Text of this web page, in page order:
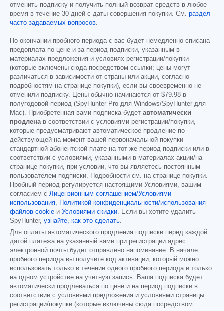
отменить подписку и получить полный возврат средств в любое
время в течение 30 дней с даты совершения покупки. См. раздел
часто задаваемых вопросов
По окончании пробного периода с вас будет немедленно списана
предоплата по цене и за период подписки, указанным в
материалах предложения и условиях регистрации/покупки
(которые включены сюда посредством ссылки; цены могут
различаться в зависимости от страны или акции, согласно
подробностям на странице покупки), если вы своевременно не
отменили подписку. Цены обычно начинаются от $79.98 в
полугодовой период (SpyHunter Pro для Windows/SpyHunter для
Mac). Приобретенная вами подписка будет автоматически
продлена в соответствии с условиями регистрации/покупки,
которые предусматривают автоматическое продление по
действующей на момент вашей первоначальной покупки
стандартной абонентской плате на тот же период подписки или в
соответствии с условиями, указанными в материалах акции/на
странице покупки, при условии, что вы являетесь постоянным
пользователем подписки. Подробности см. на странице покупки.
Пробный период регулируется настоящими Условиями, вашим
согласием с Лицензионным соглашением/Условиями
использования
Политикой конфиденциальности/использования
файлов cookie и Условиями скидки . Если вы хотите удалить
SpyHunter, узнайте, как это сделать
Для оплаты автоматического продления подписки перед каждой
датой платежа на указанный вами при регистрации адрес
электронной почты будет отправлено напоминание. В начале
пробного периода вы получите код активации, который можно
использовать только в течение одного пробного периода и только
на одном устройстве на учетную запись. Ваша подписка будет
автоматически продлеваться по цене и на период подписки в
соответствии с условиями предложения и условиями страницы
регистрации/покупки (которые включены сюда посредством